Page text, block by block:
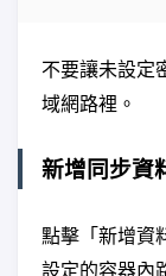
不要讓未設定
域網路裡。
新增同步資
點擊「新增資
設定的容器內